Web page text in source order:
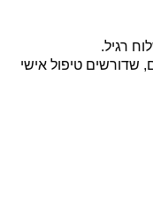
רגיל.
שדורשים טיפול אישי